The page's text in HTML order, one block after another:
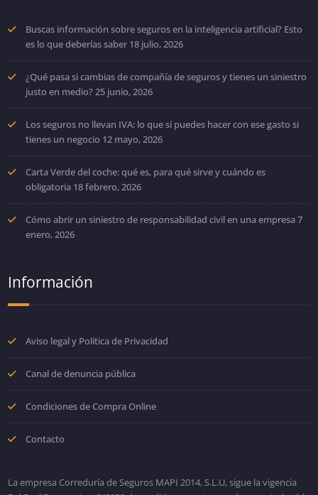
Buscas información sobre seguros en la inteligencia artificial? Esto
es lo que deberías saber 18 julio, 2026
¿Qué pasa si cambias de compañía de seguros y tienes un siniestro
justo en medio?25 junio, 2026
Los seguros no llevan IVA: lo que sí puedes hacer con ese gasto si
tienes un negocio 12 mayo, 2026
Carta Verde del coche: qué es, para qué sirve y cuándo es
obligatoria 18 febrero, 2026
Cómo abrir un siniestro de responsabilidad civil en una empresa7
enero, 2026
Información
Aviso legal y Politica de Privacidad
Canal de denuncia pública
Condiciones de Compra Online
Contacto
La empresa Correduría de Seguros MAPI 2014, S.L.U, sigue la vigencia